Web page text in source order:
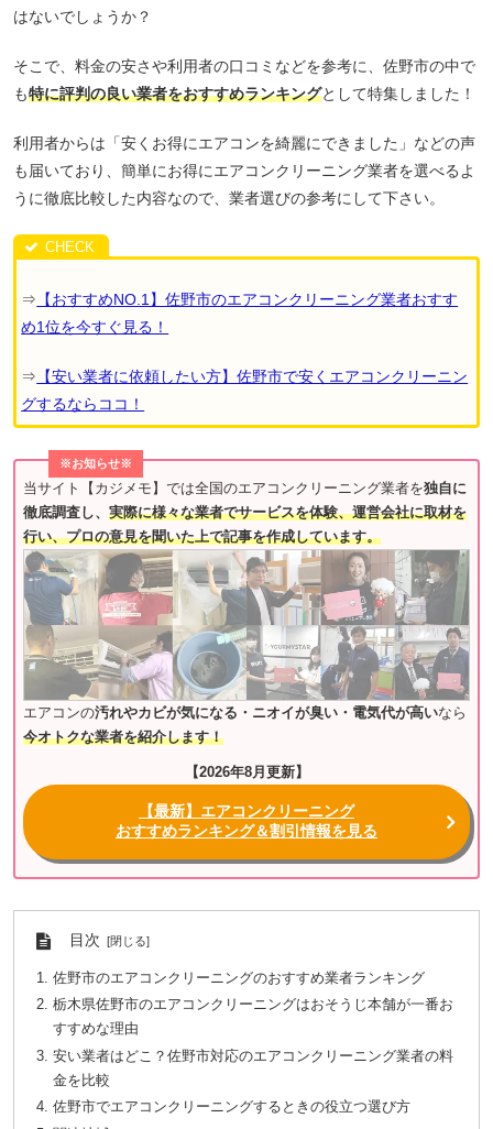
はないでしょうか？
そこで、料金の安さや利用者の口コミなどを参考に、佐野市の中で
も特に評判の良い業者をおすすめランキングとして特集しました！
利用者からは「安くお得にエアコンを綺麗にできました」などの声
も届いており、簡単にお得にエアコンクリーニング業者を選べるよ
うに徹底比較した内容なので、業者選びの参考にして下さい。
⇒ 【おすすめNO.1】佐野市のエアコンクリーニング業者おすす
め1位を今すぐ見る！
⇒ 【安い業者に依頼したい方】佐野市で安くエアコンクリーニン
グするならココ！
※お知らせ※
当サイト【カジメモ】では全国のエアコンクリーニング業者を独自に
徹底調査し、 実際に様々な業者でサービスを体験、運営会社に取材を
行い、プロの意見を聞いた上で記事を作成しています。
エアコンの汚れやカビが気になる・ニオイが臭い・電気代が高いなら
今オトクな業者を紹介します！
【2026年8月更新】
【最新】エアコンクリーニング
おすすめランキング＆割引情報を見る
目次
佐野市のエアコンクリーニングのおすすめ業者ランキング
栃木県佐野市のエアコンクリーニングはおそうじ本舗が一番お
すすめな理由
安い業者はどこ？佐野市対応のエアコンクリーニング業者の料
金を比較
佐野市でエアコンクリーニングするときの役立つ選び方